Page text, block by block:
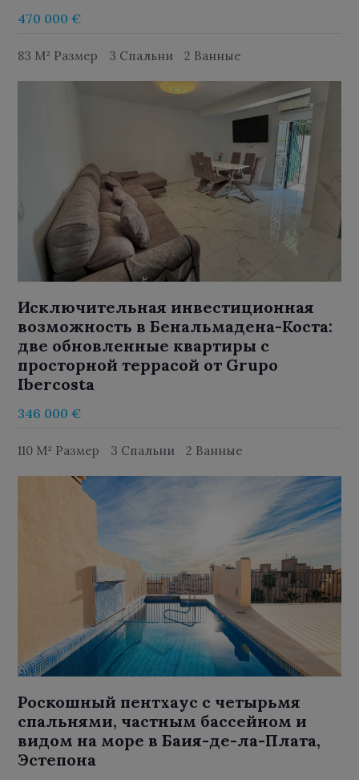
470 000 €
83 M² Размер 3 Спальни 2 Ванные
Исключительная инвестиционная
возможность в Бенальмадена-Коста:
две обновленные квартиры с
просторной террасой от Grupo
Ibercosta
346 000 €
110 M² Размер 3 Спальни 2 Ванные
Роскошный пентхаус с четырьмя
спальнями, частным бассейном и
видом на море в Баия-де-ла-Плата,
Эстепона